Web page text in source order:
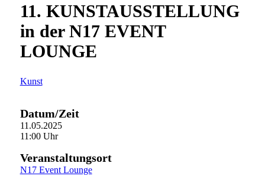
11. KUNSTAUSSTELLUNG
in der N17 EVENT
LOUNGE
Kunst
Datum/Zeit
11.05.2025
11:00 Uhr
Veranstaltungsort
N17 Event Lounge